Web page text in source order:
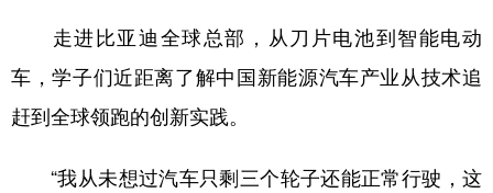
走进比亚迪全球总部，从刀片电池到智能电动
车，学子们近距离了解中国新能源汽车产业从技术追
赶到全球领跑的创新实践。
“我从未想过汽车只剩三个轮子还能正常行驶，这